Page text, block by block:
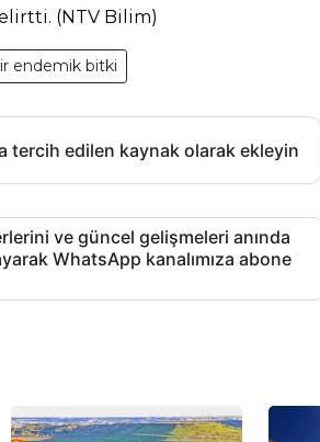
(NTV Bilim)
endemik bitki
tercih edilen kaynak olarak ekleyin
ve güncel gelişmeleri anında
WhatsApp kanalımıza abone